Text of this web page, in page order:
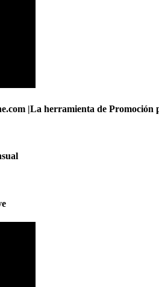
|La herramienta de Promoción